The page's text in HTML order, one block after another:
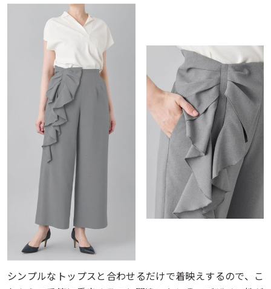
シンプルなトップスと合わせるだけで着映えするので、こ